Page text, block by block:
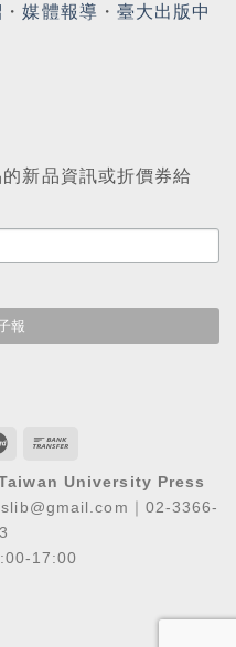
・媒體報導 ・ 臺大出版中
新品資訊或折價券給
University Press
｜02-3366-
17:00